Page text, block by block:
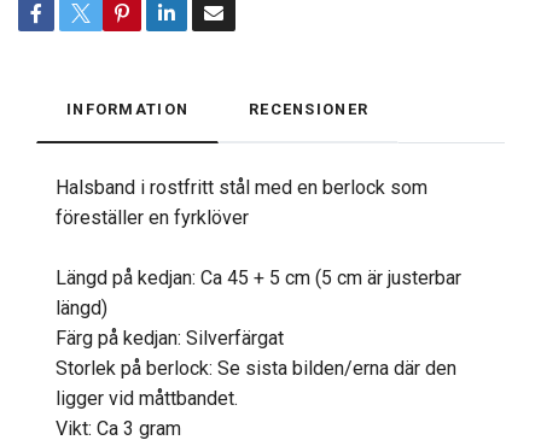
INFORMATION RECENSIONER
Halsband i rostfritt stål med en berlock som
föreställer en fyrklöver
Längd på kedjan: Ca 45 + 5 cm (5 cm är justerbar
längd)
Färg på kedjan: Silverfärgat
Storlek på berlock: Se sista bilden/erna där den
ligger vid måttbandet.
Vikt: Ca 3 gram